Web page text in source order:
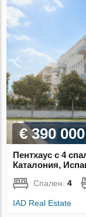
€ 390 000
Пентхаус с 4
Каталония,
Спален:4
IAD Real Estate